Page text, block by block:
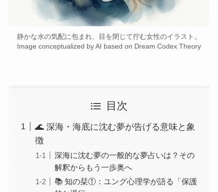
静かな水の気配に包まれ、目を閉じて佇む女性のイラスト。
Image conceptualized by AI based on Dream Codex Theory
目次
🌊 深海・海底に沈む夢が告げる意味と象
徴
深海に沈む夢の一般的な夢占いは？その
解釈からもう一歩奥へ
📚 知の栞①：ユング心理学が語る「保護